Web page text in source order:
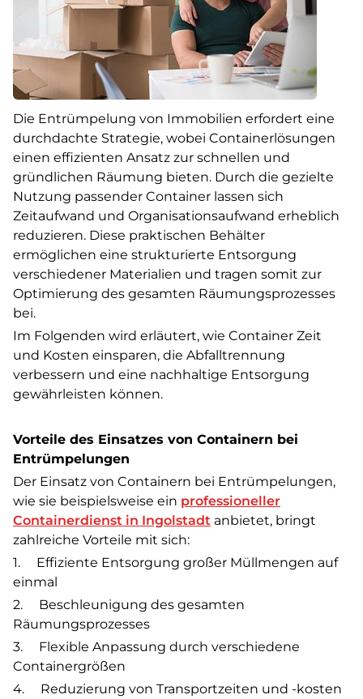
Die Entrümpelung von Immobilien erfordert eine
durchdachte Strategie, wobei Containerlösungen
einen effizienten Ansatz zur schnellen und
gründlichen Räumung bieten. Durch die gezielte
Nutzung passender Container lassen sich
Zeitaufwand und Organisationsaufwand erheblich
reduzieren. Diese praktischen Behälter
ermöglichen eine strukturierte Entsorgung
verschiedener Materialien und tragen somit zur
Optimierung des gesamten Räumungsprozesses
bei.
Im Folgenden wird erläutert, wie Container Zeit
und Kosten einsparen, die Abfalltrennung
verbessern und eine nachhaltige Entsorgung
gewährleisten können.
Vorteile des Einsatzes von Containern bei
Entrümpelungen
Der Einsatz von Containern bei Entrümpelungen,
wie sie beispielsweise ein professioneller
Containerdienst in Ingolstadt anbietet, bringt
zahlreiche Vorteile mit sich:
1. Effiziente Entsorgung großer Müllmengen auf
einmal
2. Beschleunigung des gesamten
Räumungsprozesses
3. Flexible Anpassung durch verschiedene
Containergrößen
4. Reduzierung von Transportzeiten und -kosten